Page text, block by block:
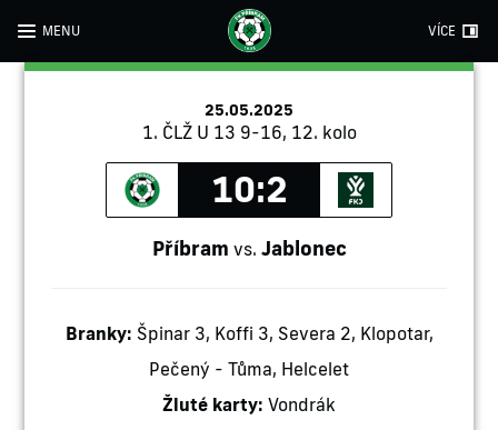
MENU VÍCE
25.05.2025
1. ČLŽ U 13 9-16, 12. kolo
10:2
Příbram vs. Jablonec
Branky: Špinar 3, Koffi 3, Severa 2, Klopotar,
Pečený - Tůma, Helcelet
Žluté karty: Vondrák